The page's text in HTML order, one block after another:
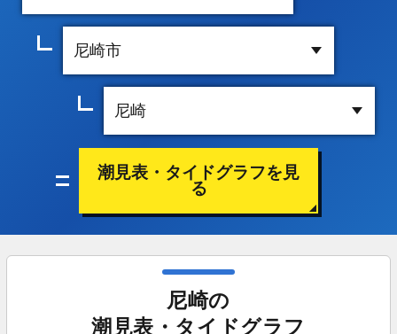
潮見表・タイドグラフを見
る
尼崎の
潮見表・タイドグラフ